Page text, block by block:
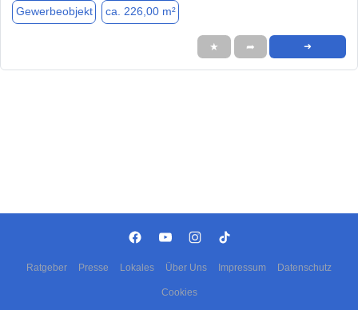
Gewerbeobjekt ca. 226,00 m²
★ ➦ ➜
Ratgeber Presse Lokales Über Uns Impressum Datenschutz
Cookies